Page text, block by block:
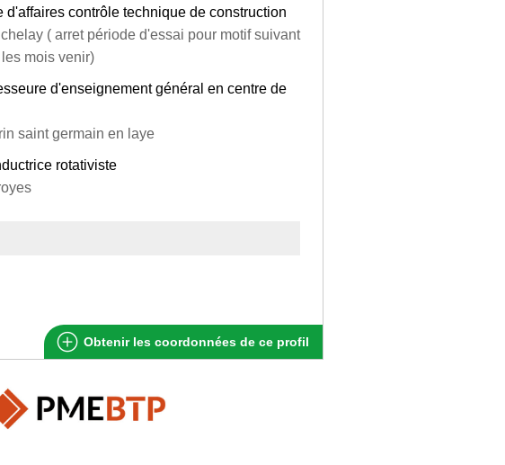
d'affaires contrôle technique de construction
( arret période d'essai pour motif suivant
mois venir)
d'enseignement général en centre de
saint germain en laye
rotativiste
Obtenir les coordonnées de ce profil